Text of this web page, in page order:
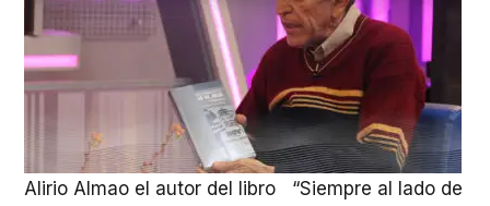
Alirio Almao el autor del libro “Siempre al lado de